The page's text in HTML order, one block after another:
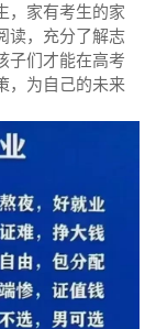
，家有考生的家
读，充分了解志
子们才能在高考
，为自己的未来